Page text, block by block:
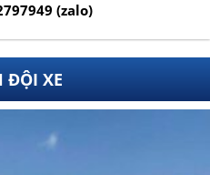
(zalo)
ĐỘI XE